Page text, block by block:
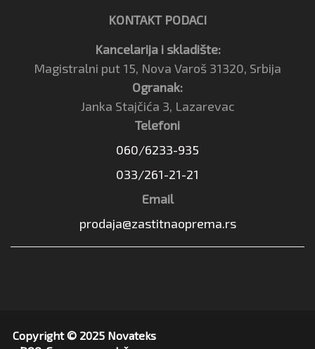
KONTAKT PODACI
Kancelarija i skladište:
Magistralni put 15, Nova Varoš 31320, Srbija
Ogranak:
Janka Stajčića 3, Lazarevac
Telefoni
060/6233-935
033/261-21-21
Email
prodaja@zastitnaoprema.rs
Copyright © 2025 Novateks